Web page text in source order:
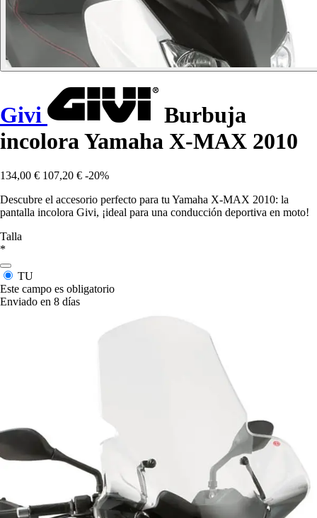
Givi
Burbuja
incolora Yamaha X-MAX 2010
134,00 € 107,20 € -20%
Descubre el accesorio perfecto para tu Yamaha X-MAX 2010: la
pantalla incolora Givi, ¡ideal para una conducción deportiva en moto!
Talla
*
TU
Este campo es obligatorio
Enviado en 8 días